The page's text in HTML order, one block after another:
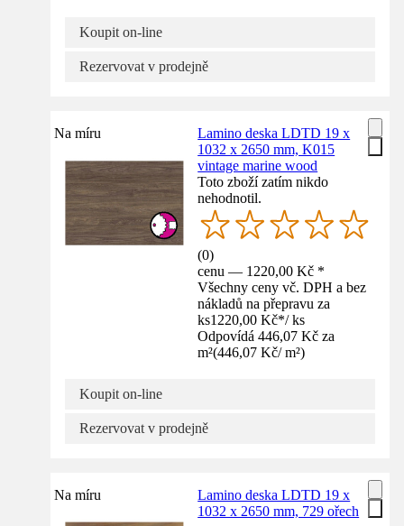
Koupit on-line
Rezervovat v prodejně
Na míru
Lamino deska LDTD 19 x
1032 x 2650 mm, K015
vintage marine wood
Toto zboží zatím nikdo
nehodnotil.
(0)
cenu — 1220,00 Kč *
Všechny ceny vč. DPH a bez
nákladů na přepravu za
ks1220,00 Kč*/ ks
Odpovídá 446,07 Kč za
m²(446,07 Kč/ m²)
Koupit on-line
Rezervovat v prodejně
Na míru
Lamino deska LDTD 19 x
1032 x 2650 mm, 729 ořech